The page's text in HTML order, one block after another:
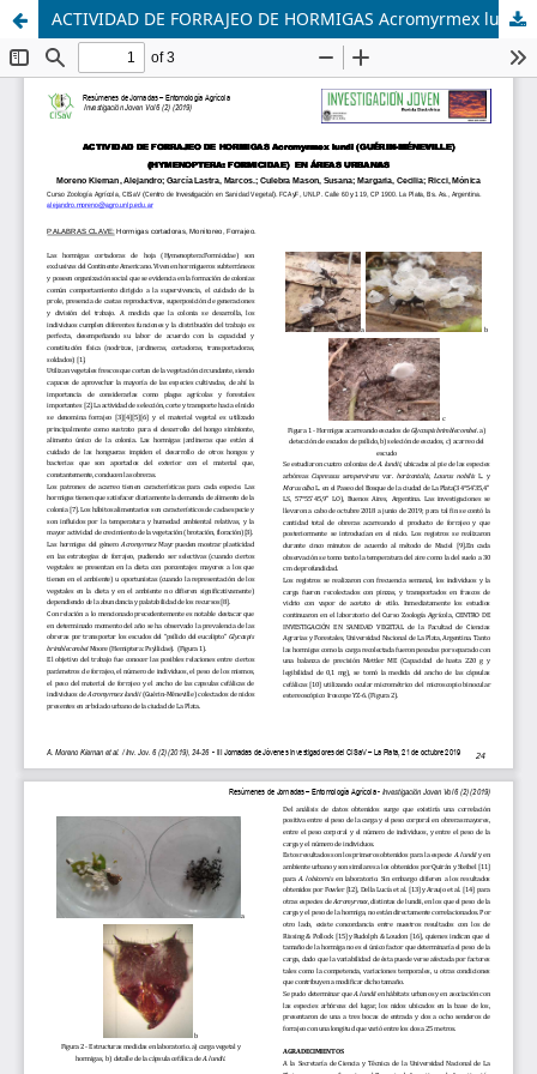
ACTIVIDAD DE FORRAJEO DE HORMIGAS Acromyrmex lundi (GUÉRIN-MÉNEVILLE) (HYMENOPTERA: FORMICIDAE) EN ÁREAS URBANAS